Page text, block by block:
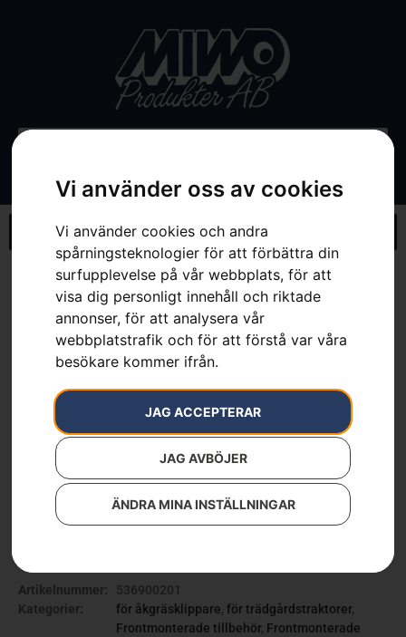
Vi använder oss av cookies
Vi använder cookies och andra
spårningsteknologier för att förbättra din
surfupplevelse på vår webbplats, för att
visa dig personligt innehåll och riktade
annonser, för att analysera vår
webbplatstrafik och för att förstå var våra
besökare kommer ifrån.
JAG ACCEPTERAR
JAG AVBÖJER
ÄNDRA MINA INSTÄLLNINGAR
»Webbutik»Snöblad – P524X
Snöblad – P524X
Artikelnummer:
536900201
Kategorier:
för åkgräsklippare, för trädgårdstraktorer,
Frontmonterade tillbehör, Frontmonterade